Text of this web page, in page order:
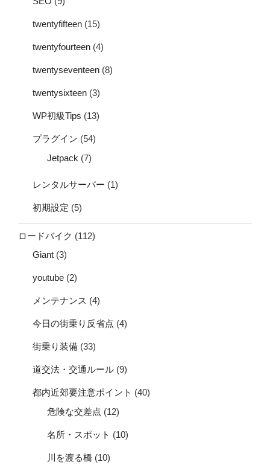
twentyfifteen (15)
twentyfourteen (4)
twentyseventeen (8)
twentysixteen (3)
WP初級Tips (13)
プラグイン (54)
Jetpack (7)
レンタルサーバー (1)
初期設定 (5)
ロードバイク (112)
Giant (3)
youtube (2)
メンテナンス (4)
今日の街乗り反省点 (4)
街乗り装備 (33)
道交法・交通ルール (9)
都内近郊要注意ポイント (40)
危険な交差点 (12)
名所・スポット (10)
川を渡る橋 (10)